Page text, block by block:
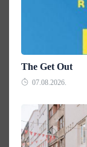
The Get Out
07.08.2026.